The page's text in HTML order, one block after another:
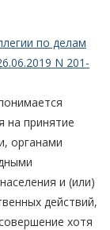
по делам
N 201-
на принятие
органами
и (или)
действий,
хотя